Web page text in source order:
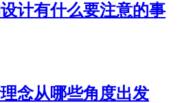
计有什么要注意的事
念从哪些角度出发